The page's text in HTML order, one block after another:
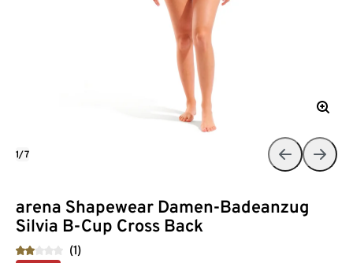
arena Shapewear Damen-Badeanzug
Silvia B-Cup Cross Back
(1)
1/7